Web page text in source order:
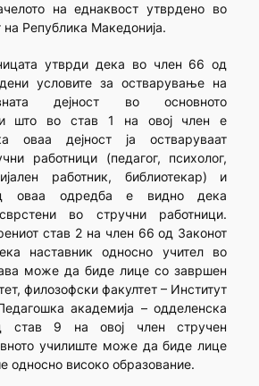
на еднаквост утврдено во
на Република Македонија.
утврди дека во член 66 од
условите за остварување на
дејност во основното
што во став 1 на овој член е
оваа дејност ја остваруваат
работници (педагог, психолог,
работник, библиотекар) и
оваа одредба е видно дека
во стручни работници.
став 2 на член 66 од Законот
наставник односно учител во
може да биде лице со завршен
филозофски факултет – Институт
академија – одделенска
став 9 на овој член стручен
училиште може да биде лице
односно високо образование.